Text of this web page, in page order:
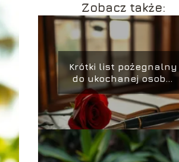
Zobacz także:
Krótki list pożegnalny
do ukochanej osoby:
jak napisać z sercem?